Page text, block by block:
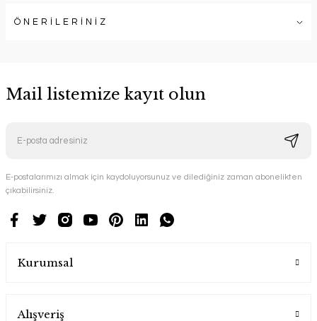
ÖNERİLERİNİZ
Mail listemize kayıt olun
E-postalarımızı almak için kaydoluyorsunuz ve dilediğiniz zaman abonelikten
çıkabilirsiniz.
Kurumsal
Alışveriş